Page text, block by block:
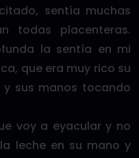
sentía muchas
todas placenteras.
la sentía en mi
que era muy rico su
sus manos tocando
voy a eyacular y no
leche en su mano y